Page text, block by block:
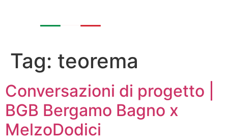
Tag: teorema
Conversazioni di progetto |
BGB Bergamo Bagno x
MelzoDodici